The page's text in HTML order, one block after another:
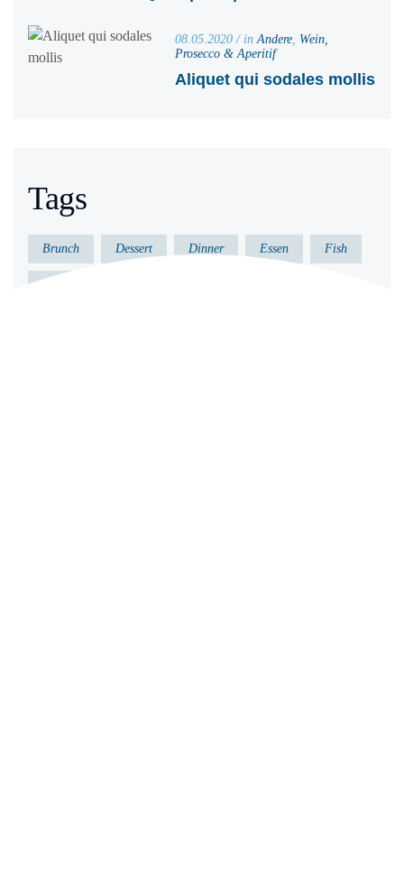
08.05.2020 / inAndere, Wein,
Prosecco & Aperitif
Aliquet qui sodales mollis
Tags
Brunch Dessert Dinner Essen Fish